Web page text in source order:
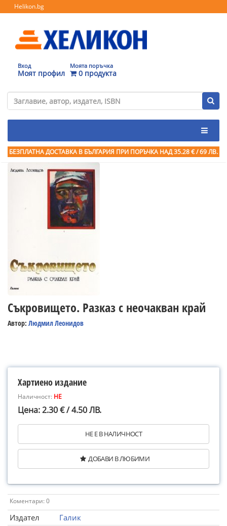
Helikon.bg
Вход
Моят профил
Моята поръчка
0 продукта
БЕЗПЛАТНА ДОСТАВКА В БЪЛГАРИЯ ПРИ ПОРЪЧКА НАД 35.28 € / 69 ЛВ.
Съкровището. Разказ с неочакван край
Автор: Людмил Леонидов
Хартиено издание
Наличност: НЕ
Цена: 2.30 € / 4.50 ЛВ.
НЕ Е В НАЛИЧНОСТ
ДОБАВИ В ЛЮБИМИ
Коментари: 0
Издател
Галик